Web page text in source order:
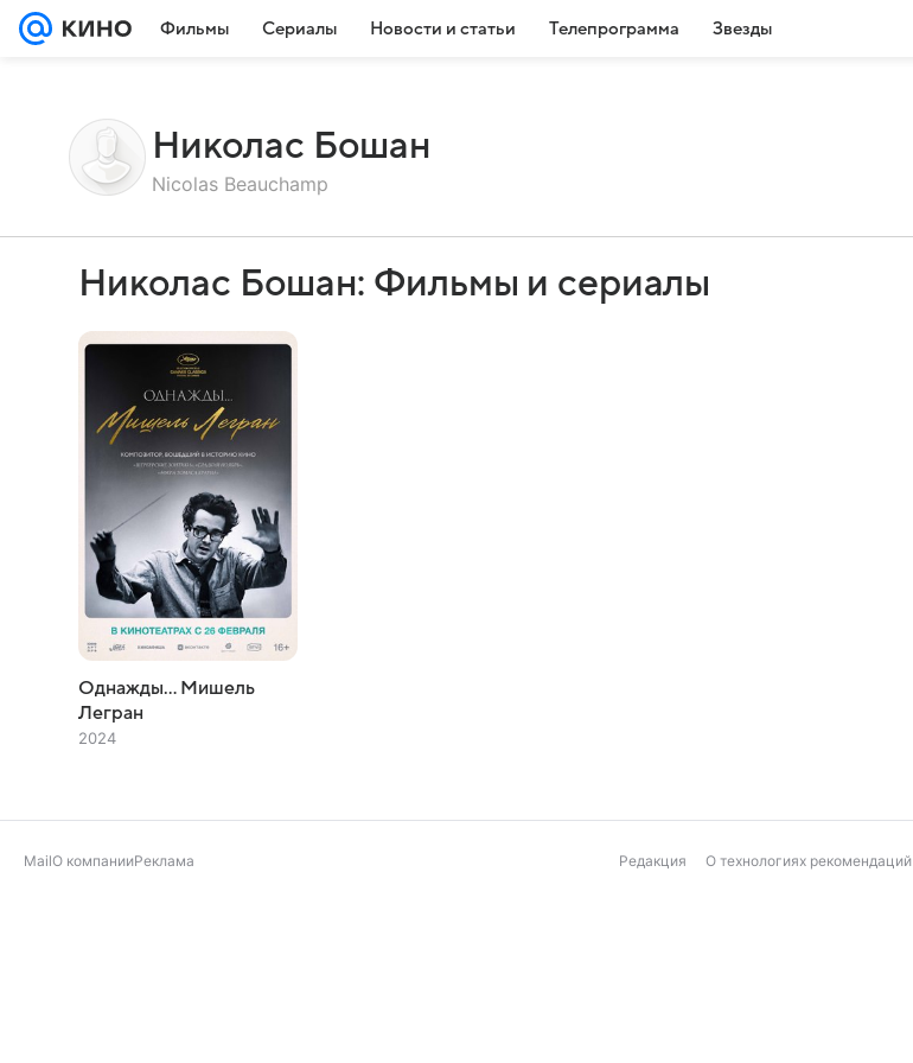
Фильмы Сериалы Новости и статьи Телепрограмма Звезды
Николас Бошан
Nicolas Beauchamp
Николас Бошан: Фильмы и сериалы
Однажды... Мишель
Легран
2024
MailО компанииРеклама Редакция О технологиях рекомендаций